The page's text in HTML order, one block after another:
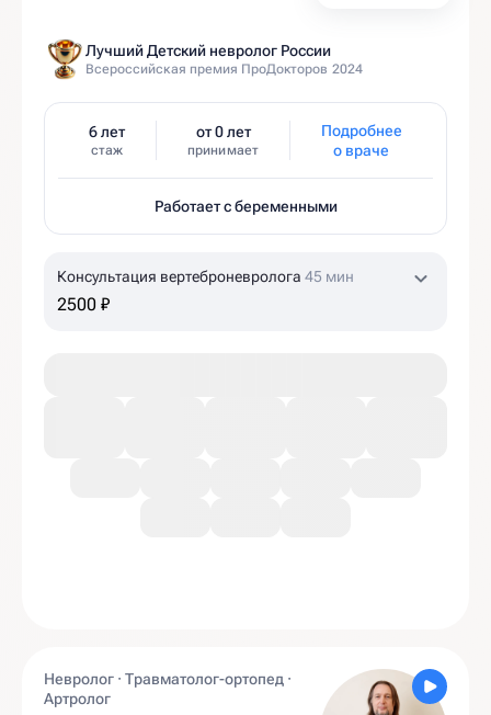
Лучший Детский невролог России
Всероссийская премия ПроДокторов 2024
6 лет
стаж
от 0 лет
принимает
Подробнее
о враче
Работает с беременными
Консультация вертеброневролога 45 мин
2500 ₽
Невролог · Травматолог-ортопед ·
Артролог